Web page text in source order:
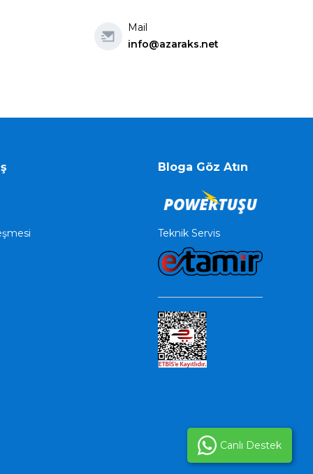
Mail
info@azaraks.net
Bloga Göz Atın
Teknik Servis
Canlı Destek